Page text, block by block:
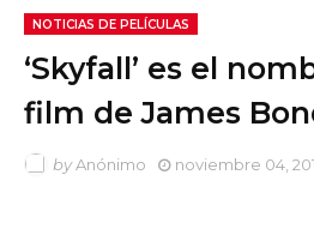
NOTICIAS DE PELÍCULAS
‘Skyfall’ es el
film de James
byAnónimo noviembre 04,